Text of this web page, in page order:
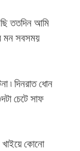
ততদিন আমি
মন সবসময়
৷ দিনরাত ধোন
চেটে সাফ
খাইয়ে কোনো